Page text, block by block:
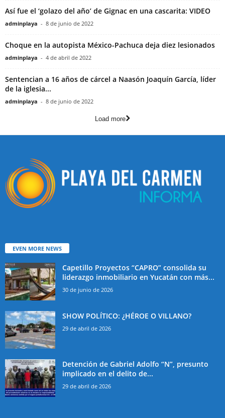
Así fue el ‘golazo del año’ de Gignac en una cascarita: VIDEO
adminplaya - 8 de junio de 2022
Choque en la autopista México-Pachuca deja diez lesionados
adminplaya - 4 de abril de 2022
Sentencian a 16 años de cárcel a Naasón Joaquín García, líder
de la iglesia...
adminplaya - 8 de junio de 2022
Load more
EVEN MORE NEWS
Capetillo Proyectos “CAPRO” consolida su
liderazgo inmobiliario en Yucatán con más...
30 de junio de 2026
SHOW POLÍTICO: ¿HÉROE O VILLANO?
29 de abril de 2026
Detención de Gabriel Adolfo “N”, presunto
implicado en el delito de...
29 de abril de 2026